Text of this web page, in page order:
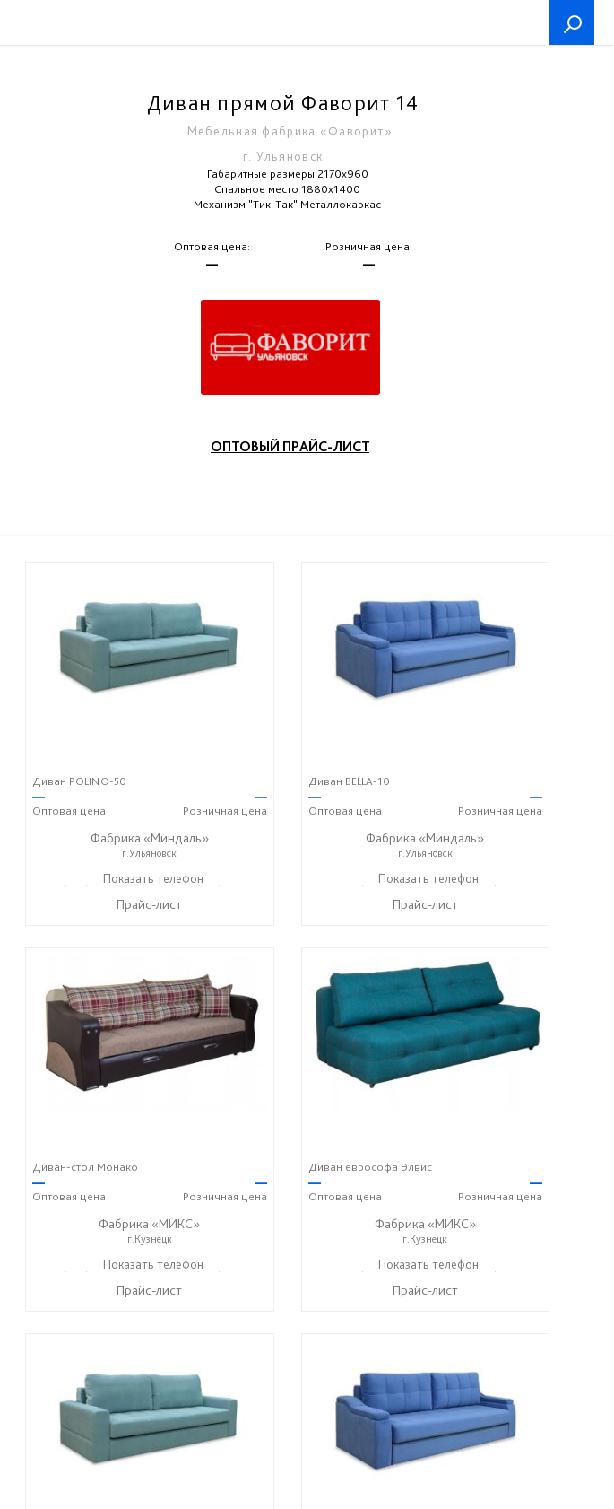
Диван прямой Фаворит 14
Мебельная фабрика «Фаворит»
г. Ульяновск
Габаритные размеры 2170x960
Спальное место 1880x1400
Механизм "Тик-Так" Металлокаркас
Оптовая цена:
—
Розничная цена:
—
ОПТОВЫЙ ПРАЙС-ЛИСТ
Диван POLINO-50
—
Оптовая цена
—
Розничная цена
Фабрика «Миндаль»
г.Ульяновск
+7 (927) 630-62-82 ☎+7 (917) 638-44-17
Показать телефон
Прайс-лист
Диван BELLA-10
—
Оптовая цена
—
Розничная цена
Фабрика «Миндаль»
г.Ульяновск
+7 (927) 630-62-82 ☎+7 (917) 638-44-17
Показать телефон
Прайс-лист
Диван-стол Монако
—
Оптовая цена
—
Розничная цена
Фабрика «МИКС»
г.Кузнецк
+7 (937) 423-36-37 ☎+7 (937) 428-44-55
Показать телефон
Прайс-лист
Диван еврософа Элвис
—
Оптовая цена
—
Розничная цена
Фабрика «МИКС»
г.Кузнецк
+7 (937) 423-36-37 ☎+7 (937) 428-44-55
Показать телефон
Прайс-лист